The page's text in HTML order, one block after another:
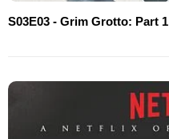
S03E03 - Grim Grotto: Part 1